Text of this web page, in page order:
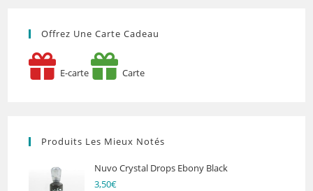
Offrez Une Carte Cadeau
E-carte Carte
Produits Les Mieux Notés
Nuvo Crystal Drops Ebony Black
3,50€